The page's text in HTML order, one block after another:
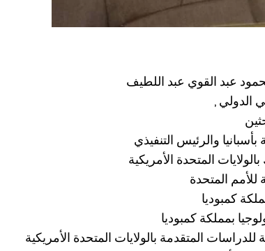
عبد القوي عبد اللطيف
الدولي ,
والرئيس التنفيذي
المتحدة الأمريكية
للأمم المتحدة
كمبوديا
المتقدمة بالولايات المتحدة الأمريكية